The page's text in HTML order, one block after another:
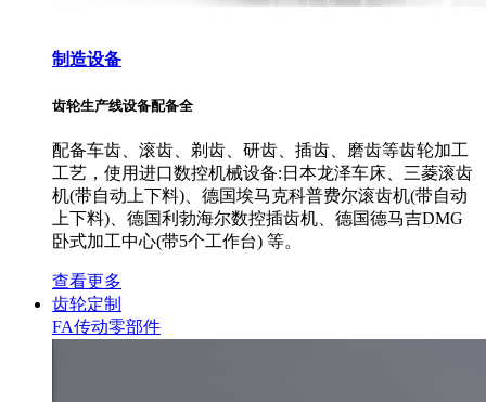
制造设备
齿轮生产线设备配备全
配备车齿、滚齿、剃齿、研齿、插齿、磨齿等齿轮加工
工艺，使用进口数控机械设备:日本龙泽车床、三菱滚齿
机(带自动上下料)、德国埃马克科普费尔滚齿机(带自动
上下料)、德国利勃海尔数控插齿机、德国德马吉DMG
卧式加工中心(带5个工作台) 等。
查看更多
齿轮定制
FA传动零部件